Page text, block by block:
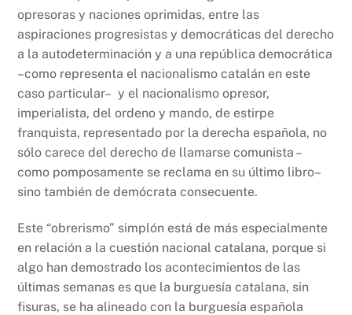
opresoras y naciones oprimidas, entre las
aspiraciones progresistas y democráticas del derecho
a la autodeterminación y a una república democrática
–como representa el nacionalismo catalán en este
caso particular– y el nacionalismo opresor,
imperialista, del ordeno y mando, de estirpe
franquista, representado por la derecha española, no
sólo carece del derecho de llamarse comunista –
como pomposamente se reclama en su último libro–
sino también de demócrata consecuente.
Este “obrerismo” simplón está de más especialmente
en relación a la cuestión nacional catalana, porque si
algo han demostrado los acontecimientos de las
últimas semanas es que la burguesía catalana, sin
fisuras, se ha alineado con la burguesía española